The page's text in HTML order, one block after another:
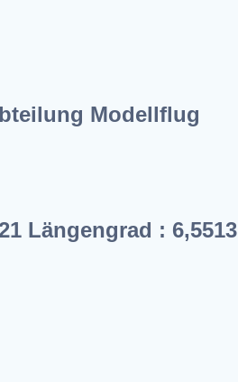
Modellflug
Längengrad : 6,5513